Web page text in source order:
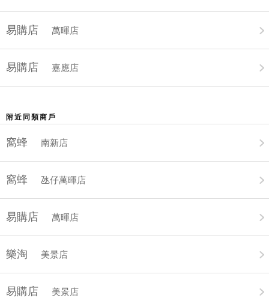
易購店 萬暉店
易購店 嘉應店
附近同類商戶
窩蜂 南新店
窩蜂 氹仔萬暉店
易購店 萬暉店
樂淘 美景店
易購店 美景店